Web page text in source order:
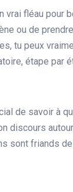
vrai fléau pour
ou de
tu peux
étape par
de savoir à
discours
sont friands